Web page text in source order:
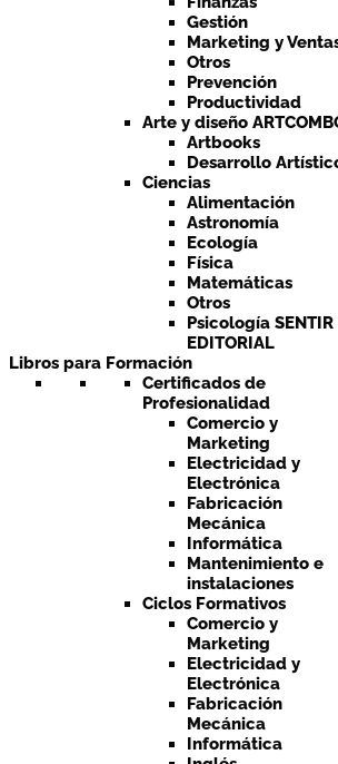
Gestión
Marketing y
Otros
Prevención
Productividad
Arte y diseño
Artbooks
Desarrollo
Ciencias
Alimentación
Astronomía
Ecología
Física
Matemáticas
Otros
Psicología SENTIR
EDITORIAL
Libros para Formación
Certificados de
Profesionalidad
Comercio y
Marketing
Electricidad y
Electrónica
Fabricación
Mecánica
Informática
Mantenimiento e
instalaciones
Ciclos Formativos
Comercio y
Marketing
Electricidad y
Electrónica
Fabricación
Mecánica
Informática